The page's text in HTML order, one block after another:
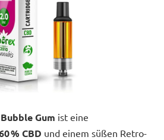
Gum ist eine
% CBD und einem süßen Retro-